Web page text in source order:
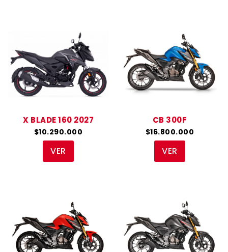
X BLADE 160 2027
$10.290.000
VER
CB 300F
$16.800.000
VER